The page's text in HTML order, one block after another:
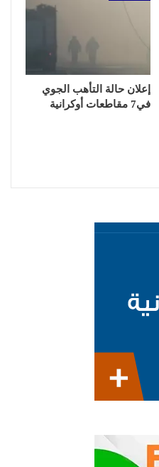
إعلان حالة التأهب الجوي
في7 مقاطعات أوكرانية